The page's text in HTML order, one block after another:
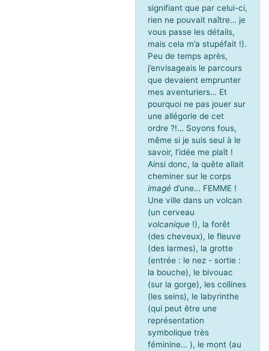
signifiant que par celui-ci,
rien ne pouvait naître… je
vous passe les détails,
mais cela m’a stupéfait !).
Peu de temps après,
j’envisageais le parcours
que devaient emprunter
mes aventuriers… Et
pourquoi ne pas jouer sur
une allégorie de cet
ordre ?!… Soyons fous,
même si je suis seul à le
savoir, l’idée me plaît !
Ainsi donc, la quête allait
cheminer sur le corps
imagéd’une… FEMME !
Une ville dans un volcan
(un cerveau
volcanique!), la forêt
(des cheveux), le fleuve
(des larmes), la grotte
(entrée : le nez - sortie :
la bouche), le bivouac
(sur la gorge), les collines
(les seins), le labyrinthe
(qui peut être une
représentation
symbolique très
féminine… ), le mont (au